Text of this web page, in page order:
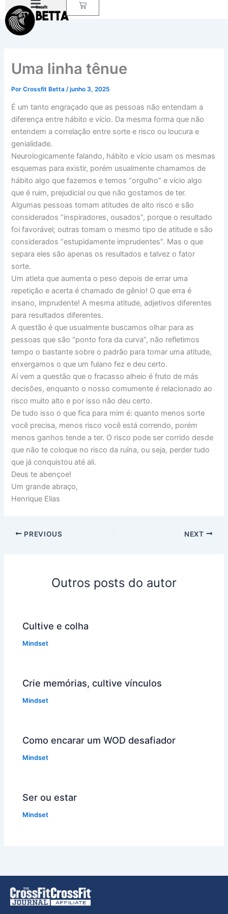
para
Carrinho
Uma linha tênue
PorCrossfit Betta/junho 3, 2025
É um tanto engraçado que as pessoas não entendam a
diferença entre hábito e vício. Da mesma forma que não
entendem a correlação entre sorte e risco ou loucura e
genialidade.
Neurologicamente falando, hábito e vício usam os mesmas
esquemas para existir, porém usualmente chamamos de
hábito algo que fazemos e temos “orgulho” e vício algo
que é ruim, prejudicial ou que não gostamos de ter.
Algumas pessoas tomam atitudes de alto risco e são
considerados “inspiradores, ousados”, porque o resultado
foi favorável; outras tomam o mesmo tipo de atitude e são
considerados “estupidamente imprudentes”. Mas o que
separa eles são apenas os resultados e talvez o fator
sorte.
Um atleta que aumenta o peso depois de errar uma
repetição e acerta é chamado de gênio! O que erra é
insano, imprudente! A mesma atitude, adjetivos diferentes
para resultados diferentes.
A questão é que usualmente buscamos olhar para as
pessoas que são “ponto fora da curva”, não refletimos
tempo o bastante sobre o padrão para tomar uma atitude,
enxergamos o que um fulano fez e deu certo.
Aí vem a questão que o fracasso alheio é fruto de más
decisões, enquanto o nosso comumente é relacionado ao
risco muito alto e por isso não deu certo.
De tudo isso o que fica para mim é: quanto menos sorte
você precisa, menos risco você está correndo, porém
menos ganhos tende a ter. O risco pode ser corrido desde
que não te coloque no risco da ruína, ou seja, perder tudo
que já conquistou até ali.
Deus te abençoe!
Um grande abraço,
Henrique Elias
PREVIOUS NEXT
Outros posts do autor
Cultive e colha
Mindset
Crie memórias, cultive vínculos
Mindset
Como encarar um WOD desafiador
Mindset
Ser ou estar
Mindset